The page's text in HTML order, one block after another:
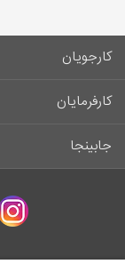
کارجویان
سوالات متداول کارجویان
لیست مشاغل
آگهی‌های استخدام
کارفرمایان
راهنمای ثبت آگهی
قوانین و مقررات
جابینجا
جابینجا در رسانه‌ها
راهنمای استفاده برای